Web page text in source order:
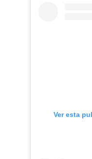
Ver esta